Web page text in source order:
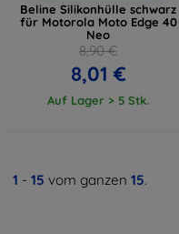
Beline Silikonhülle schwarz
für Motorola Moto Edge 40
Neo
8,90 €
8,01 €
Auf Lager > 5 Stk.
1 - 15 vom ganzen 15.